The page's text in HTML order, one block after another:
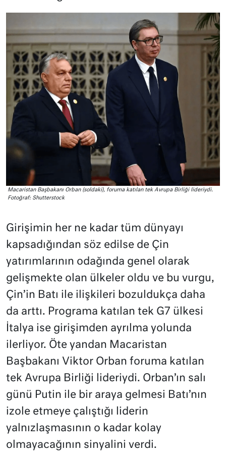
Macaristan Başbakanı Orban (soldaki), foruma katılan tek Avrupa Birliği lideriydi.
Fotoğraf: Shutterstock
Girişimin her ne kadar tüm dünyayı
kapsadığından söz edilse de Çin
yatırımlarının odağında genel olarak
gelişmekte olan ülkeler oldu ve bu vurgu,
Çin’in Batı ile ilişkileri bozuldukça daha
da arttı. Programa katılan tek G7 ülkesi
İtalya ise girişimden ayrılma yolunda
ilerliyor. Öte yandan Macaristan
Başbakanı Viktor Orban foruma katılan
tek Avrupa Birliği lideriydi. Orban’ın salı
günü Putin ile bir araya gelmesi Batı’nın
izole etmeye çalıştığı liderin
yalnızlaşmasının o kadar kolay
olmayacağının sinyalini verdi.